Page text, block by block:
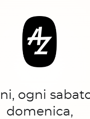
ogni
domenica,